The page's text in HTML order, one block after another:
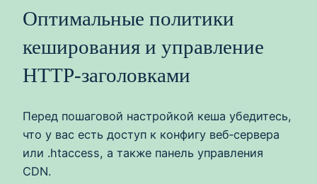
Оптимальные политики
кеширования и управление
HTTP‑заголовками
Перед пошаговой настройкой кеша убедитесь,
что у вас есть доступ к конфигу веб‑сервера
или .htaccess, а также панель управления
CDN.